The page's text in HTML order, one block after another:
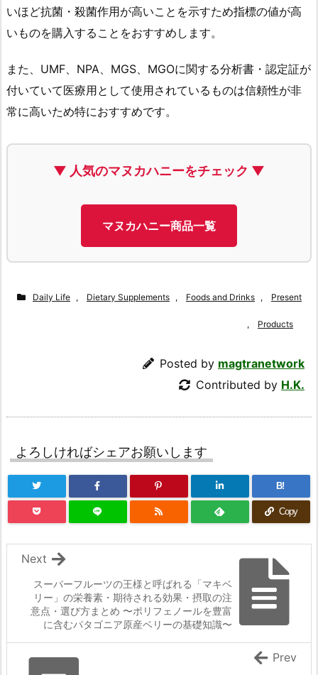
いほど抗菌・殺菌作用が高いことを示すため指標の値が高
いものを購入することをおすすめします。
また、UMF、NPA、MGS、MGOに関する分析書・認定証が
付いていて医療用として使用されているものは信頼性が非
常に高いため特におすすめです。
▼ 人気のマヌカハニーをチェック ▼
マヌカハニー商品一覧
Daily Life , Dietary Supplements , Foods and Drinks , Present
, Products
Posted by magtranetwork
Contributed by H.K.
よろしければシェアお願いします
B!
Copy
スーパーフルーツの王様と呼ばれる「マキベ
リー」の栄養素・期待される効果・摂取の注
意点・選び方まとめ 〜ポリフェノールを豊富
に含むパタゴニア原産ベリーの基礎知識〜
Next
Prev